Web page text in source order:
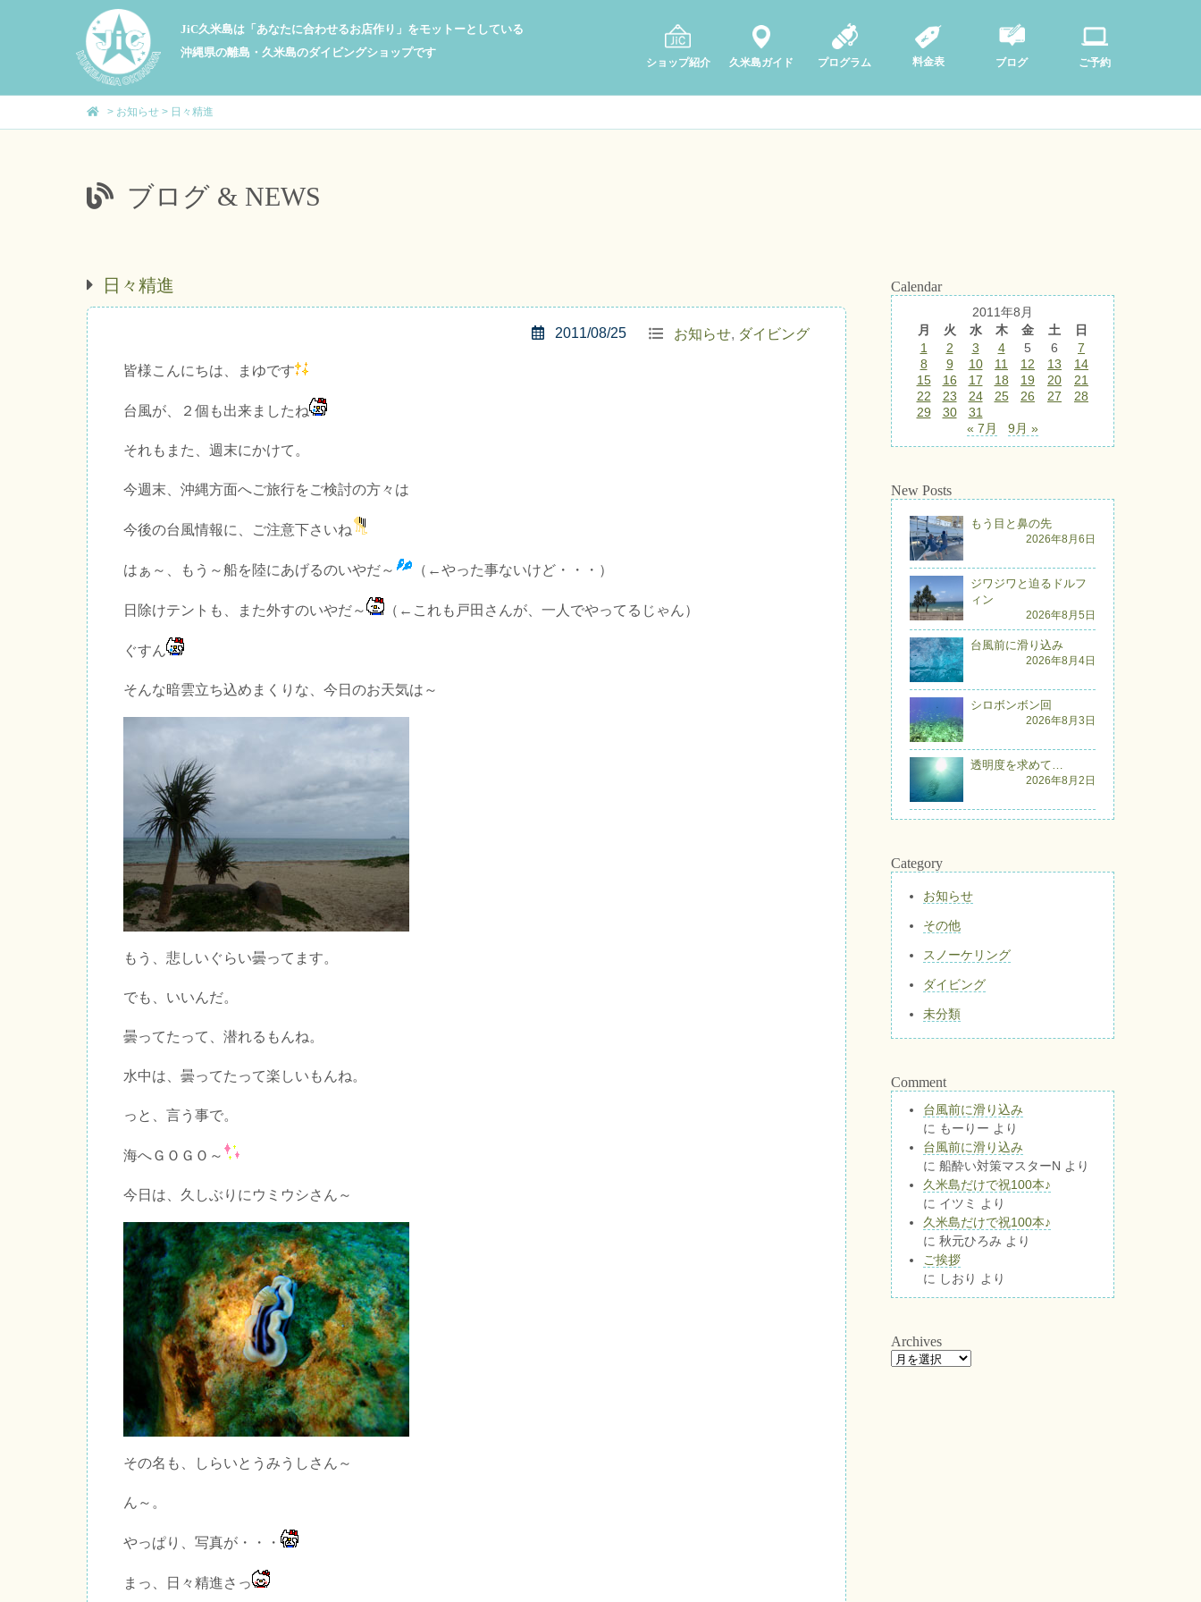
JiC久米島は「あなたに合わせるお店作り」をモットーとしている
沖縄県の離島・久米島のダイビングショップです
ショップ紹介 久米島ガイド プログラム 料金表 ブログ ご予約
> お知らせ > 日々精進
ブログ & NEWS
日々精進
お知らせ, ダイビング
2011/08/25
皆様こんにちは、まゆです
台風が、２個も出来ましたね
それもまた、週末にかけて。
今週末、沖縄方面へご旅行をご検討の方々は
今後の台風情報に、ご注意下さいね
はぁ～、もう～船を陸にあげるのいやだ～ （←やった事ないけど・・・）
日除けテントも、また外すのいやだ～ （←これも戸田さんが、一人でやってるじゃん）
ぐすん
そんな暗雲立ち込めまくりな、今日のお天気は～
もう、悲しいぐらい曇ってます。
でも、いいんだ。
曇ってたって、潜れるもんね。
水中は、曇ってたって楽しいもんね。
っと、言う事で。
海へＧＯＧＯ～
今日は、久しぶりにウミウシさん～
その名も、しらいとうみうしさん～
ん～。
やっぱり、写真が・・・
まっ、日々精進さっ
Calendar
2011年8月
月
火 水 木 金 土
日
1
2 3 4 5 6
7
8
9 10 11 12 13
14
15
16 17 18 19 20
21
22
23 24 25 26 27
28
29
30
31
« 7月
9月 »
New Posts
もう目と鼻の先
2026年8月6日
ジワジワと迫るドルフ
ィン
2026年8月5日
台風前に滑り込み
2026年8月4日
シロボンボン回
2026年8月3日
透明度を求めて…
2026年8月2日
Category
お知らせ
その他
スノーケリング
ダイビング
未分類
Comment
台風前に滑り込み
に もーりー より
台風前に滑り込み
に 船酔い対策マスターN より
久米島だけで祝100本♪
に イツミ
より
久米島だけで祝100本♪
に 秋元ひろみ より
ご挨拶
に しおり より
Archives